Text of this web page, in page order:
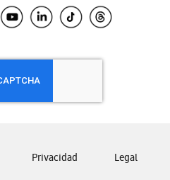
El Salvador
Honduras
Nicaragua
Panamá
Venezuela
Privacidad Legal